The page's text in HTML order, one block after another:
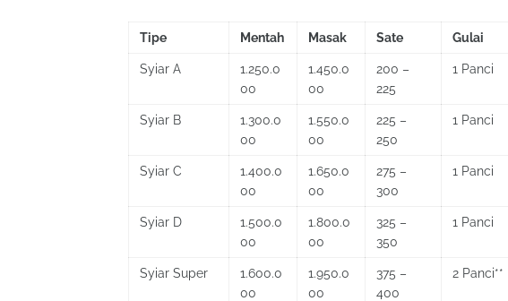
Tipe Mentah Masak Sate Gulai
Syiar A
1.250.0
00
1.450.0
00
200 –
225
1 Panci
Syiar B
1.300.0
00
1.550.0
00
225 –
250
1 Panci
Syiar C
1.400.0
00
1.650.0
00
275 –
300
1 Panci
Syiar D
1.500.0
00
1.800.0
00
325 –
350
1 Panci
Syiar Super
1.600.0
00
1.950.0
00
375 –
400
2 Panci**